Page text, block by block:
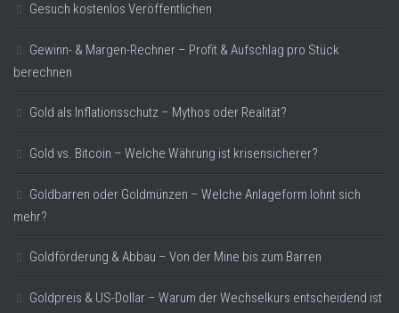
Gesuch kostenlos Veröffentlichen
Gewinn- & Margen-Rechner – Profit & Aufschlag pro Stück
berechnen
Gold als Inflationsschutz – Mythos oder Realität?
Gold vs. Bitcoin – Welche Währung ist krisensicherer?
Goldbarren oder Goldmünzen – Welche Anlageform lohnt sich
mehr?
Goldförderung & Abbau – Von der Mine bis zum Barren
Goldpreis & US-Dollar – Warum der Wechselkurs entscheidend ist